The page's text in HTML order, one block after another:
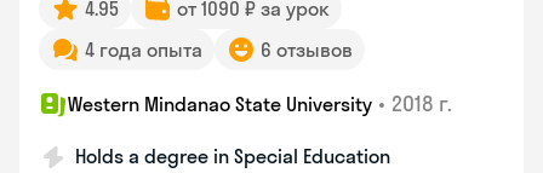
4.95
от 1090 ₽ за урок
4 года опыта
6 отзывов
Western Mindanao State University • 2018 г.
Holds a degree in Special Education